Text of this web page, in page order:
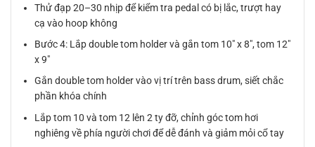
Thử đạp 20–30 nhịp để kiểm tra pedal có bị lắc, trượt hay
cạ vào hoop không
Bước 4: Lắp double tom holder và gắn tom 10″ x 8″, tom 12″
x 9″
Gắn double tom holder vào vị trí trên bass drum, siết chắc
phần khóa chính
Lắp tom 10 và tom 12 lên 2 ty đỡ, chỉnh góc tom hơi
nghiêng về phía người chơi để dễ đánh và giảm mỏi cổ tay